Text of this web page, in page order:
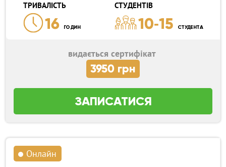
ТРИВАЛІСТЬ
16 ГОДИН
СТУДЕНТІВ
10-15 СТУДЕНТА
видається сертифікат
3950 грн
ЗАПИСАТИСЯ
Онлайн